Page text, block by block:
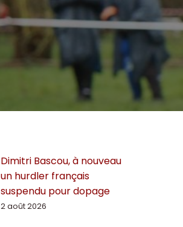
Dimitri Bascou, à nouveau
un hurdler français
suspendu pour dopage
2 août 2026